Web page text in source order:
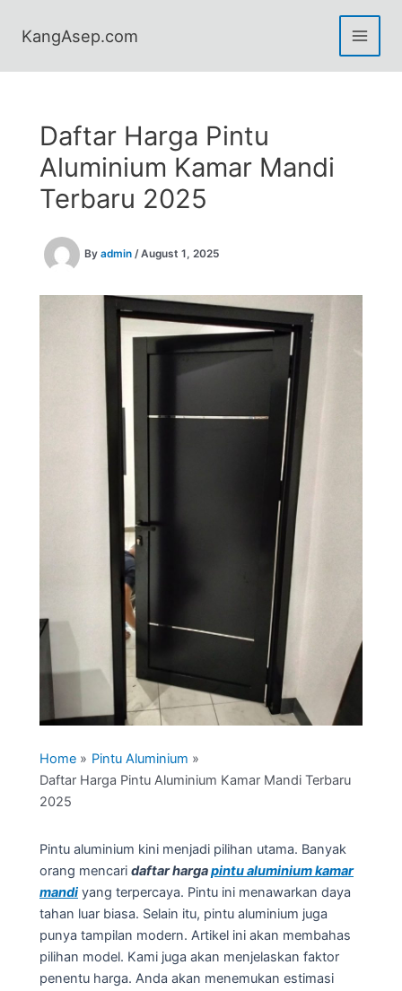
KangAsep.com
Daftar Harga Pintu
Aluminium Kamar Mandi
Terbaru 2025
By admin /August 1, 2025
Home
Pintu Aluminium
Daftar Harga Pintu Aluminium Kamar Mandi Terbaru
2025
Pintu aluminium kini menjadi pilihan utama. Banyak
orang mencari daftar hargapintu aluminium kamar
mandi yang terpercaya. Pintu ini menawarkan daya
tahan luar biasa. Selain itu, pintu aluminium juga
punya tampilan modern. Artikel ini akan membahas
pilihan model. Kami juga akan menjelaskan faktor
penentu harga. Anda akan menemukan estimasi